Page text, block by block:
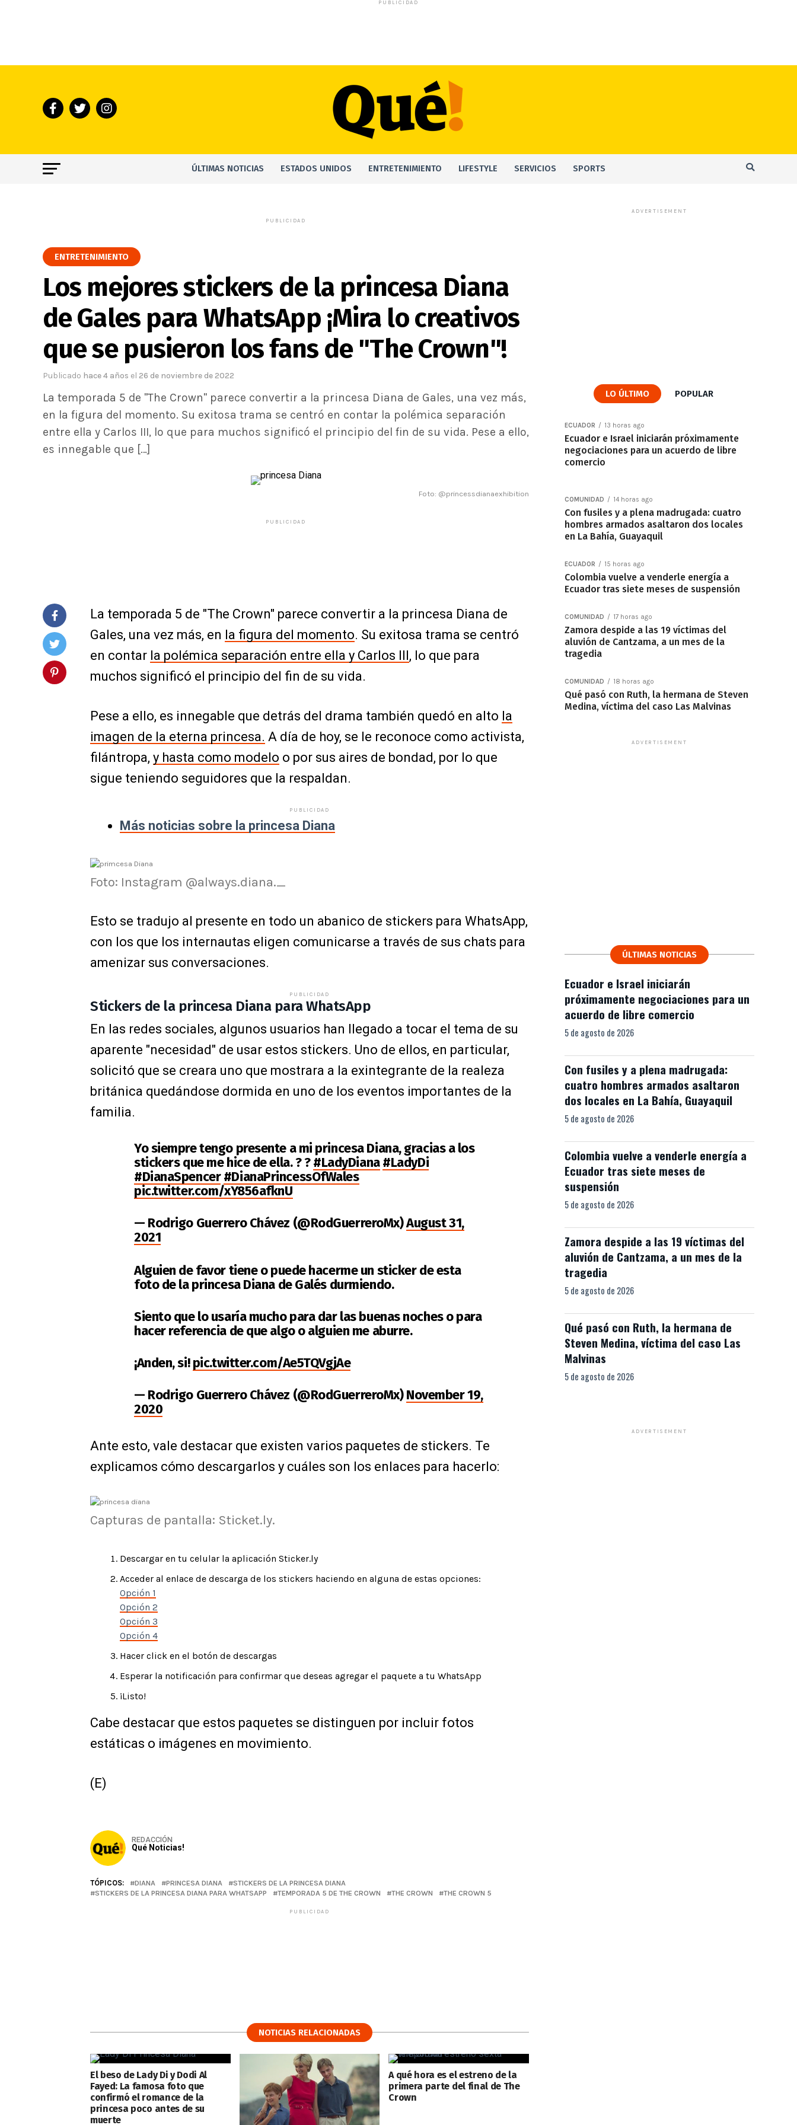
PUBLICIDAD
ÚLTIMAS NOTICIAS ESTADOS UNIDOS ENTRETENIMIENTO LIFESTYLE SERVICIOS SPORTS
PUBLICIDAD
ENTRETENIMIENTO
Los mejores stickers de la princesa Diana
de Gales para WhatsApp ¡Mira lo creativos
que se pusieron los fans de "The Crown"!
Publicado hace 4 años el 26 de noviembre de 2022
La temporada 5 de "The Crown" parece convertir a la princesa Diana de Gales, una vez más,
en la figura del momento. Su exitosa trama se centró en contar la polémica separación
entre ella y Carlos III, lo que para muchos significó el principio del fin de su vida. Pese a ello,
es innegable que […]
Foto: @princessdianaexhibition
PUBLICIDAD
La temporada 5 de "The Crown" parece convertir a la princesa Diana de
Gales, una vez más, en la figura del momento. Su exitosa trama se centró
en contar la polémica separación entre ella y Carlos III, lo que para
muchos significó el principio del fin de su vida.
Pese a ello, es innegable que detrás del drama también quedó en alto la
imagen de la eterna princesa. A día de hoy, se le reconoce como activista,
filántropa, y hasta como modelo o por sus aires de bondad, por lo que
sigue teniendo seguidores que la respaldan.
PUBLICIDAD
Más noticias sobre la princesa Diana
Foto: Instagram @always.diana._
Esto se tradujo al presente en todo un abanico de stickers para WhatsApp,
con los que los internautas eligen comunicarse a través de sus chats para
amenizar sus conversaciones.
PUBLICIDAD
Stickers de la princesa Diana para WhatsApp
En las redes sociales, algunos usuarios han llegado a tocar el tema de su
aparente "necesidad" de usar estos stickers. Uno de ellos, en particular,
solicitó que se creara uno que mostrara a la exintegrante de la realeza
británica quedándose dormida en uno de los eventos importantes de la
familia.
Yo siempre tengo presente a mi princesa Diana, gracias a los
stickers que me hice de ella. ? ?#LadyDiana#LadyDi
#DianaSpencer #DianaPrincessOfWales
pic.twitter.com/xY856afknU
— Rodrigo Guerrero Chávez (@RodGuerreroMx)August 31,
2021
Alguien de favor tiene o puede hacerme un sticker de esta
foto de la princesa Diana de Galés durmiendo.
Siento que lo usaría mucho para dar las buenas noches o para
hacer referencia de que algo o alguien me aburre.
¡Anden, si!pic.twitter.com/Ae5TQVgjAe
— Rodrigo Guerrero Chávez (@RodGuerreroMx)November 19,
2020
Ante esto, vale destacar que existen varios paquetes de stickers. Te
explicamos cómo descargarlos y cuáles son los enlaces para hacerlo:
Capturas de pantalla: Sticket.ly.
Descargar en tu celular la aplicación Sticker.ly
Acceder al enlace de descarga de los stickers haciendo en alguna de estas opciones:
Opción 1
Opción 2
Opción 3
Opción 4
Hacer click en el botón de descargas
Esperar la notificación para confirmar que deseas agregar el paquete a tu WhatsApp
¡Listo!
Cabe destacar que estos paquetes se distinguen por incluir fotos
estáticas o imágenes en movimiento.
(E)
REDACCIÓN
Qué Noticias!
TÓPICOS: DIANA PRINCESA DIANA
STICKERS DE LA PRINCESA DIANA
STICKERS DE LA PRINCESA DIANA PARA WHATSAPP
TEMPORADA 5 DE THE CROWN THE CROWN THE CROWN 5
PUBLICIDAD
NOTICIAS RELACIONADAS
El beso de Lady Di y Dodi Al
Fayed: La famosa foto que
confirmó el romance de la
princesa poco antes de su
muerte
A qué hora es el estreno de la
primera parte del final de The
Crown
ADVERTISEMENT
LO ÚLTIMO POPULAR
ECUADOR 13 horas ago
Ecuador e Israel iniciarán próximamente
negociaciones para un acuerdo de libre
comercio
COMUNIDAD 14 horas ago
Con fusiles y a plena madrugada: cuatro
hombres armados asaltaron dos locales
en La Bahía, Guayaquil
ECUADOR 15 horas ago
Colombia vuelve a venderle energía a
Ecuador tras siete meses de suspensión
COMUNIDAD 17 horas ago
Zamora despide a las 19 víctimas del
aluvión de Cantzama, a un mes de la
tragedia
COMUNIDAD 18 horas ago
Qué pasó con Ruth, la hermana de Steven
Medina, víctima del caso Las Malvinas
ADVERTISEMENT
ÚLTIMAS NOTICIAS
Ecuador e Israel iniciarán
próximamente negociaciones para un
acuerdo de libre comercio
5 de agosto de 2026
Con fusiles y a plena madrugada:
cuatro hombres armados asaltaron
dos locales en La Bahía, Guayaquil
5 de agosto de 2026
Colombia vuelve a venderle energía a
Ecuador tras siete meses de
suspensión
5 de agosto de 2026
Zamora despide a las 19 víctimas del
aluvión de Cantzama, a un mes de la
tragedia
5 de agosto de 2026
Qué pasó con Ruth, la hermana de
Steven Medina, víctima del caso Las
Malvinas
5 de agosto de 2026
ADVERTISEMENT